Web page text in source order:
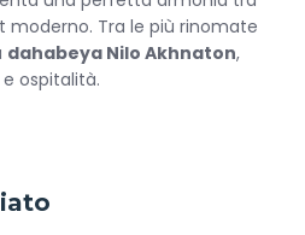
Tra le più rinomate
dahabeya Nilo Akhnaton,
ospitalità.
panorami del Nilo. A
un elegante salone, quattro